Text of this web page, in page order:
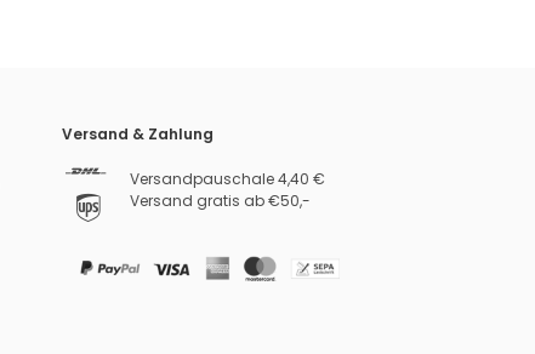
Versand & Zahlung
Versandpauschale 4,40 €
Versand gratis ab €50,-